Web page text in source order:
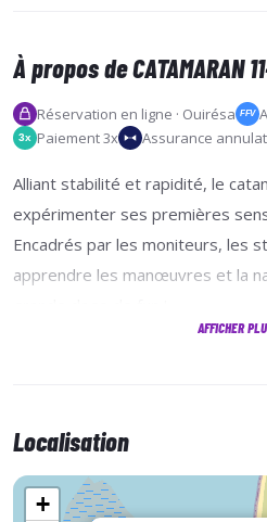
À propos de CATAMARAN
Réservation en ligne · Ouirésa FFV
3x Paiement 3x Assurance
Alliant stabilité et rapidité, le
expérimenter ses premières
Encadrés par les moniteurs, les
apprendre les manœuvres et la
AFFICHER
Localisation
+